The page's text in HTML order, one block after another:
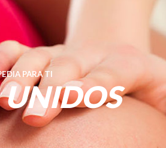
PARA TI
UNIDOS